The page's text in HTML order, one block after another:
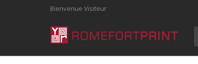
Bienvenue Visiteur